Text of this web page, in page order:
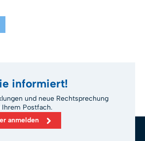
informiert!
und neue Rechtsprechung
Postfach.
anmelden